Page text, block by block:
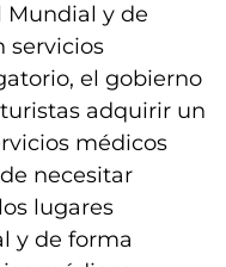
Mundial y de
servicios
el gobierno
adquirir un
médicos
necesitar
lugares
y de forma